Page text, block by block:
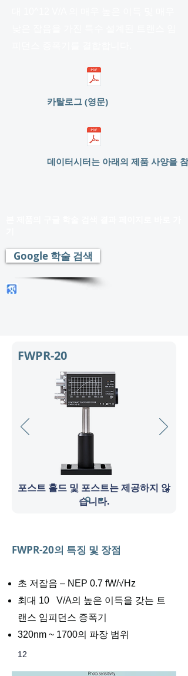
카탈로그 (영문)
데이터시터는 아래의 제품 사양을 참
Google 학술 검색
FWPR-20
포스트 홀드 및 포스트는 제공하지 않
습니다.
FWPR-20의 특징 및 장점
초 저잡음 – NEP 0.7 fW/√Hz
최대 10 V/A의 높은 이득을 갖는 트
랜스 임피던스 증폭기
320nm ~ 1700의 파장 범위
12